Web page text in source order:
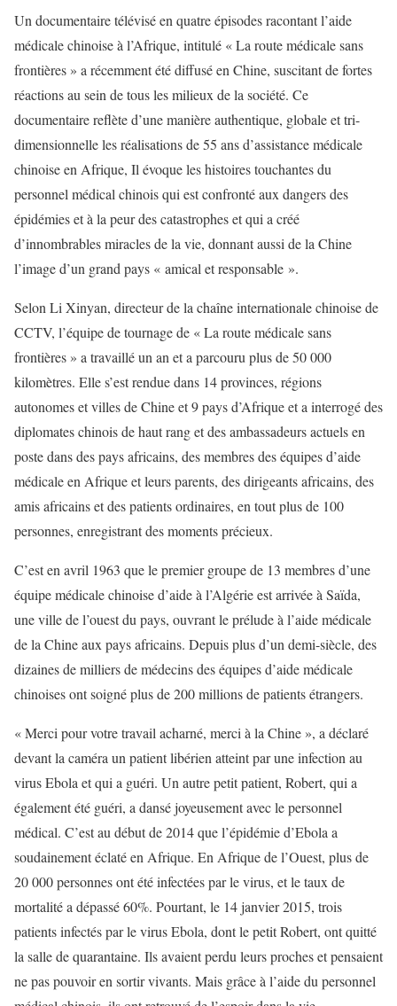
Un documentaire télévisé en quatre épisodes racontant l’aide
médicale chinoise à l’Afrique, intitulé « La route médicale sans
frontières » a récemment été diffusé en Chine, suscitant de fortes
réactions au sein de tous les milieux de la société. Ce
documentaire reflète d’une manière authentique, globale et tri-
dimensionnelle les réalisations de 55 ans d’assistance médicale
chinoise en Afrique, Il évoque les histoires touchantes du
personnel médical chinois qui est confronté aux dangers des
épidémies et à la peur des catastrophes et qui a créé
d’innombrables miracles de la vie, donnant aussi de la Chine
l’image d’un grand pays « amical et responsable ».
Selon Li Xinyan, directeur de la chaîne internationale chinoise de
CCTV, l’équipe de tournage de « La route médicale sans
frontières » a travaillé un an et a parcouru plus de 50 000
kilomètres. Elle s’est rendue dans 14 provinces, régions
autonomes et villes de Chine et 9 pays d’Afrique et a interrogé des
diplomates chinois de haut rang et des ambassadeurs actuels en
poste dans des pays africains, des membres des équipes d’aide
médicale en Afrique et leurs parents, des dirigeants africains, des
amis africains et des patients ordinaires, en tout plus de 100
personnes, enregistrant des moments précieux.
C’est en avril 1963 que le premier groupe de 13 membres d’une
équipe médicale chinoise d’aide à l’Algérie est arrivée à Saïda,
une ville de l’ouest du pays, ouvrant le prélude à l’aide médicale
de la Chine aux pays africains. Depuis plus d’un demi-siècle, des
dizaines de milliers de médecins des équipes d’aide médicale
chinoises ont soigné plus de 200 millions de patients étrangers.
« Merci pour votre travail acharné, merci à la Chine », a déclaré
devant la caméra un patient libérien atteint par une infection au
virus Ebola et qui a guéri. Un autre petit patient, Robert, qui a
également été guéri, a dansé joyeusement avec le personnel
médical. C’est au début de 2014 que l’épidémie d’Ebola a
soudainement éclaté en Afrique. En Afrique de l’Ouest, plus de
20 000 personnes ont été infectées par le virus, et le taux de
mortalité a dépassé 60%. Pourtant, le 14 janvier 2015, trois
patients infectés par le virus Ebola, dont le petit Robert, ont quitté
la salle de quarantaine. Ils avaient perdu leurs proches et pensaient
ne pas pouvoir en sortir vivants. Mais grâce à l’aide du personnel